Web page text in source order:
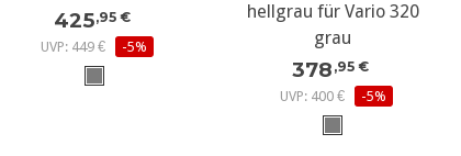
425,95 €
UVP: 449 €
-5%
hellgrau für Vario 320
grau
378 ,95 €
UVP: 400 €
-5%